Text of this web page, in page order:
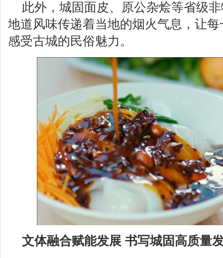
此外，城固面皮、原公杂烩等省级
地道风味传递着当地的烟火气息，让
感受古城的民俗魅力。
文体融合赋能发展 书写城固高质量